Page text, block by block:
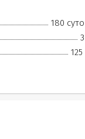
180
125